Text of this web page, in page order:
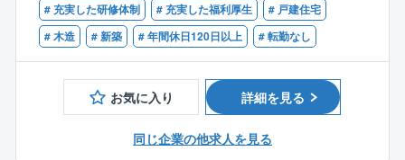
■入社後には導入研修を実施いたします。
■現場配属後にはOJTを通じて業務を学んでいただきま
す。
■設計などに関して、会社独自の勉強会も実施しており
ます。
■会社内での社員同士の距離感も近いため1on1の実施
を保てる商材です。
秀光ビルドの営業は、集客力と商材力が揃っているた
め、未経験でも成果が出しやすく、経験者は「打席に
立てば決まる」環境で、数字を爆発的に伸ばせます！
▼お客様の要望をヒアリング
■営業にチャレンジしたい方
■上昇志向、バイタリティのある方
■コミュニケーション能力がある方
■頑張りを正当に評価してほしい方
■オンとオフ、メリハリを持って働きたい方
# 充実した研修体制 # 充実した福利厚生
# 戸建住宅
# 木造
# 新築 # 年間休日120日以上 # 転勤なし
お気に入り 詳細を見る
同じ企業の他求人を見る